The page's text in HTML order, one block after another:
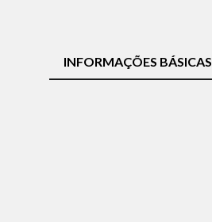
INFORMAÇÕES BÁSICAS